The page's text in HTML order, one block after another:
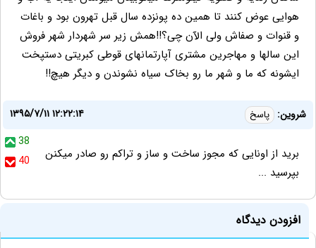
هوایی عوض کنند تا همین ده پونزده سال قبل تهرون بود و باغات
و قنوات و صفاش ولی الآن چی؟!!همش زیر سر شهردار شهر فروش
این سالها و مهاجرین مشتری آپارتمانهای قوطی کبریتی دستپخت
ایشونه که ما و شهر ما رو بخاک سیاه نشوندن و دیگر هیچ!!
شروین: پاسخ
۱۳۹۵/۷/۱۱ ۱۲:۲۲:۱۴
38
40
برید از اونایی که مجوز ساخت و ساز و تراکم رو صادر میکنن
بپرسید ...
افزودن دیدگاه